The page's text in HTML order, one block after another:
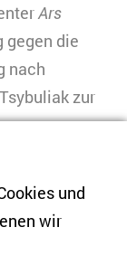
Ars
die
nach
zur
und
wir